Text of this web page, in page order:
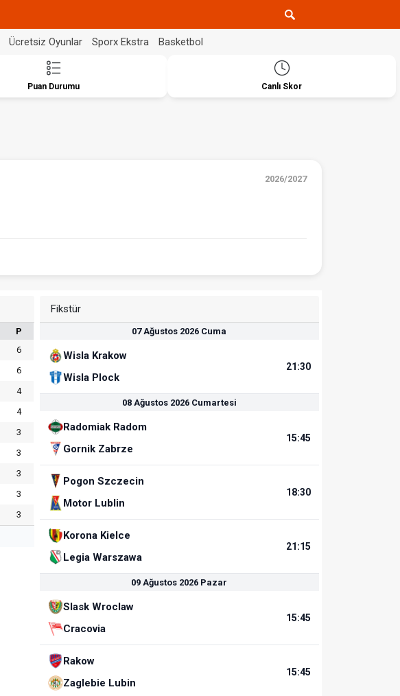
Ücretsiz Oyunlar Sporx Ekstra Basketbol
Puan Durumu Canlı Skor
2026/2027
P
6
6
4
4
3
3
3
3
3
Fikstür
07 Ağustos 2026 Cuma
Wisla Krakow
Wisla Plock
21:30
08 Ağustos 2026 Cumartesi
Radomiak Radom
Gornik Zabrze
15:45
Pogon Szczecin
Motor Lublin
18:30
Korona Kielce
Legia Warszawa
21:15
09 Ağustos 2026 Pazar
Slask Wroclaw
Cracovia
15:45
Rakow
Zaglebie Lubin
15:45